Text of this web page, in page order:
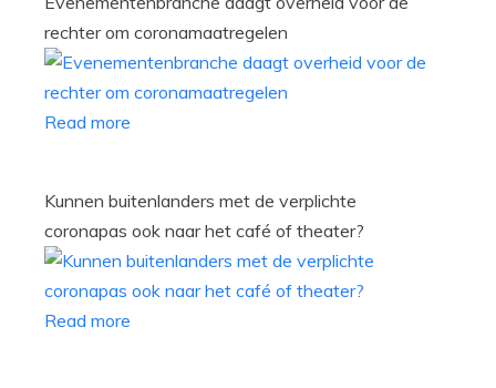
rechter om coronamaatregelen
Read more
Kunnen buitenlanders met de verplichte
coronapas ook naar het café of theater?
Read more